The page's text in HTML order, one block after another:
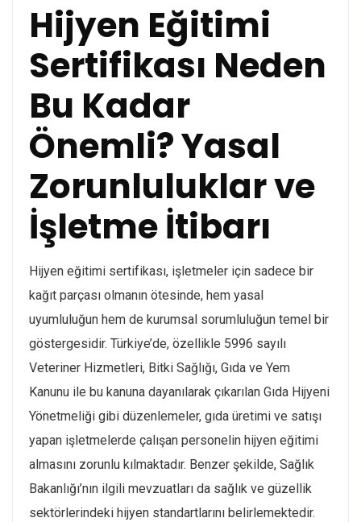
Hijyen Eğitimi
Sertifikası Neden
Bu Kadar
Önemli? Yasal
Zorunluluklar ve
İşletme İtibarı
Hijyen eğitimi sertifikası, işletmeler için sadece bir
kağıt parçası olmanın ötesinde, hem yasal
uyumluluğun hem de kurumsal sorumluluğun temel bir
göstergesidir. Türkiye’de, özellikle 5996 sayılı
Veteriner Hizmetleri, Bitki Sağlığı, Gıda ve Yem
Kanunu ile bu kanuna dayanılarak çıkarılan Gıda Hijyeni
Yönetmeliği gibi düzenlemeler, gıda üretimi ve satışı
yapan işletmelerde çalışan personelin hijyen eğitimi
almasını zorunlu kılmaktadır. Benzer şekilde, Sağlık
Bakanlığı’nın ilgili mevzuatları da sağlık ve güzellik
sektörlerindeki hijyen standartlarını belirlemektedir.